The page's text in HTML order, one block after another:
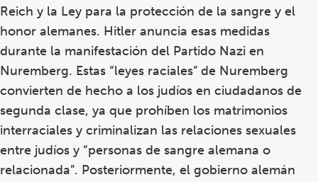
Reich y la Ley para la protección de la sangre y el
honor alemanes. Hitler anuncia esas medidas
durante la manifestación del Partido Nazi en
Nuremberg. Estas “leyes raciales” de Nuremberg
convierten de hecho a los judíos en ciudadanos de
segunda clase, ya que prohíben los matrimonios
interraciales y criminalizan las relaciones sexuales
entre judíos y “personas de sangre alemana o
relacionada”. Posteriormente, el gobierno alemán